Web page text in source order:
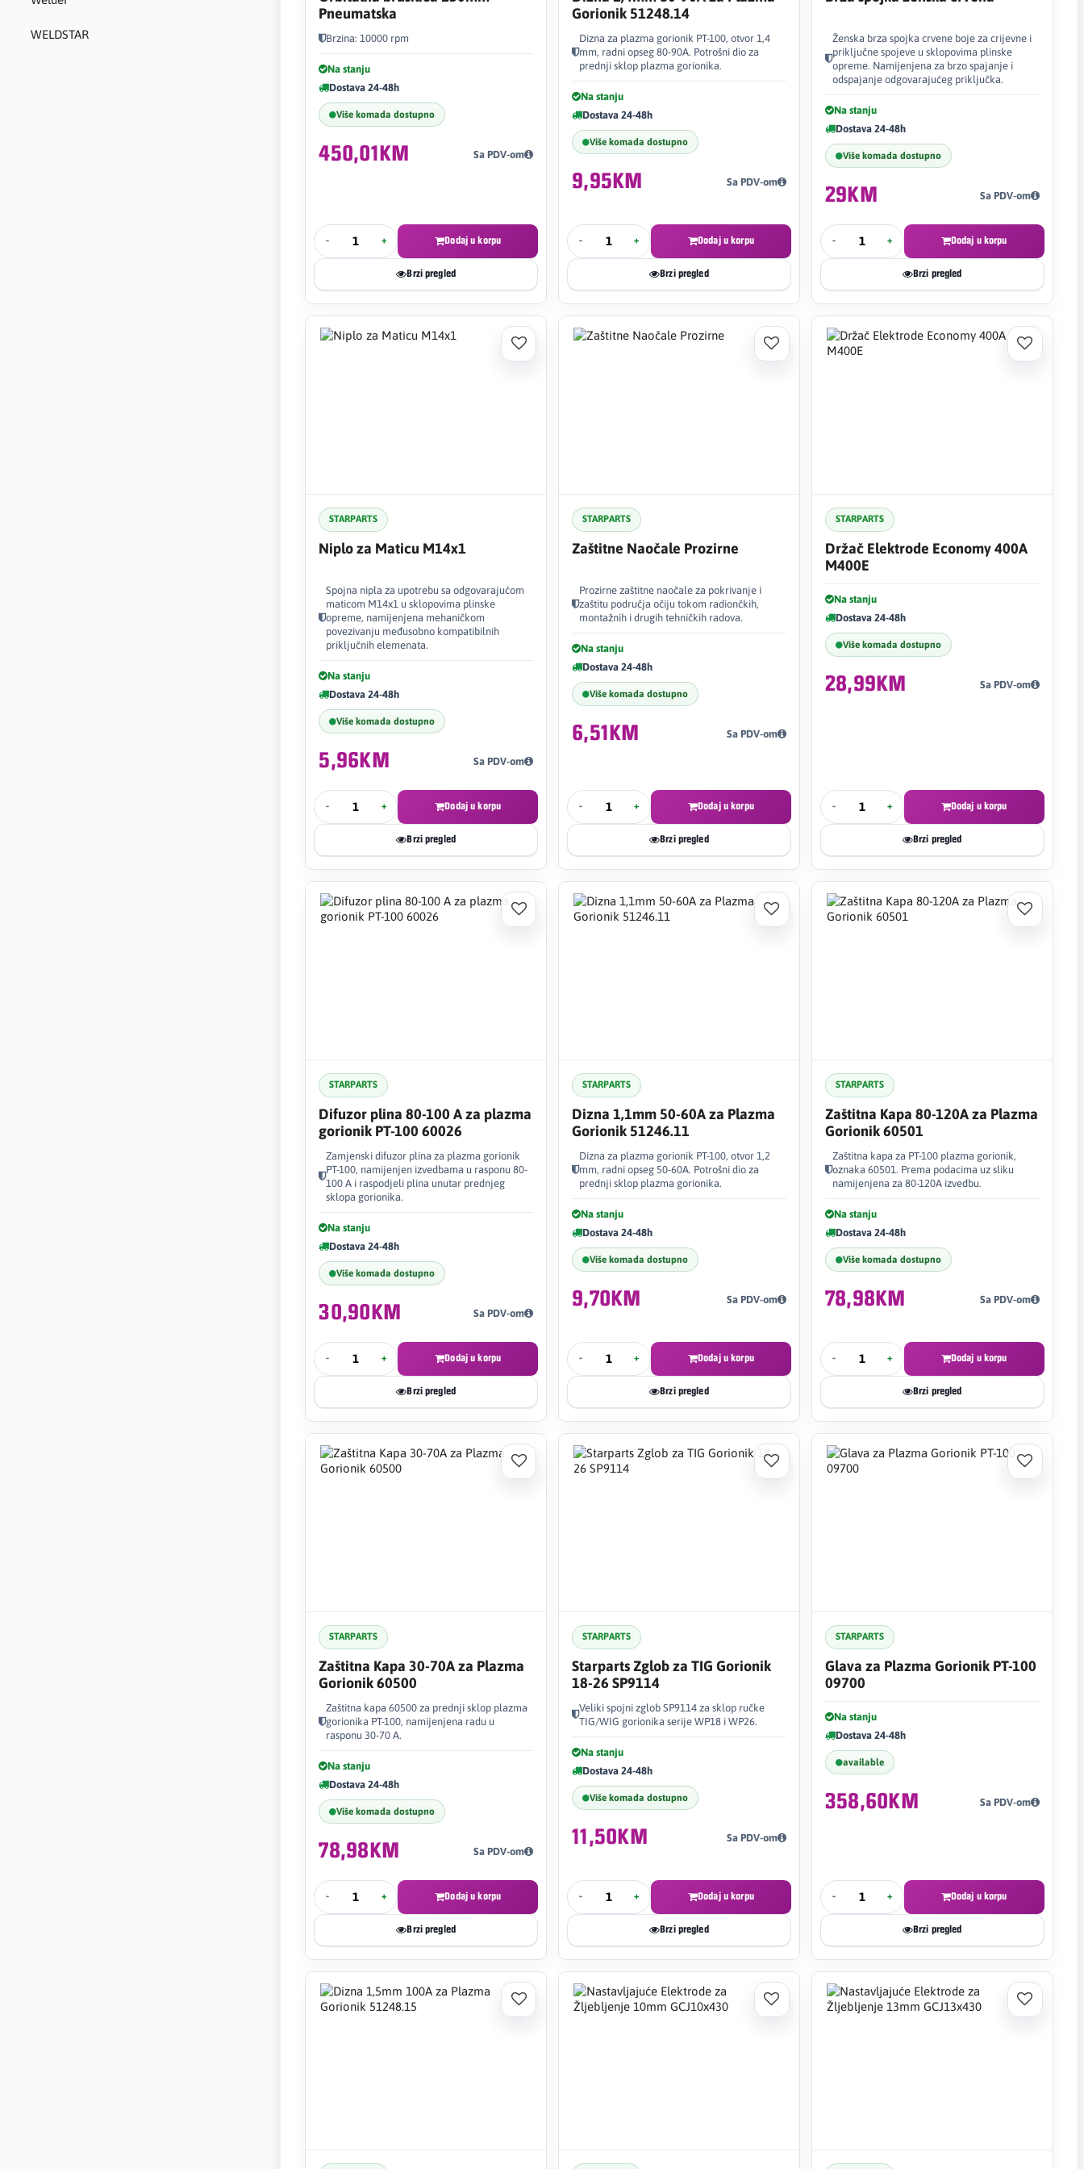
WELDSTAR
Pneumatska
Brzina: 10000 rpm
Na stanju
Dostava 24-48h
Više komada dostupno
450,01KM Sa PDV-om
- + Dodaj u korpu
Brzi pregled
Gorionik 51248.14
Dizna za plazma gorionik PT-100, otvor 1,4
mm, radni opseg 80-90A. Potrošni dio za
prednji sklop plazma gorionika.
Na stanju
Dostava 24-48h
Više komada dostupno
9,95KM Sa PDV-om
- + Dodaj u korpu
Brzi pregled
Ženska brza spojka crvene boje za crijevne i
priključne spojeve u sklopovima plinske
opreme. Namijenjena za brzo spajanje i
odspajanje odgovarajućeg priključka.
Na stanju
Dostava 24-48h
Više komada dostupno
29KM Sa PDV-om
- + Dodaj u korpu
Brzi pregled
STARPARTS
Niplo za Maticu M14x1
Spojna nipla za upotrebu sa odgovarajućom
maticom M14x1 u sklopovima plinske
opreme, namijenjena mehaničkom
povezivanju međusobno kompatibilnih
priključnih elemenata.
Na stanju
Dostava 24-48h
Više komada dostupno
5,96KM Sa PDV-om
- + Dodaj u korpu
Brzi pregled
STARPARTS
Zaštitne Naočale Prozirne
Prozirne zaštitne naočale za pokrivanje i
zaštitu područja očiju tokom radiončkih,
montažnih i drugih tehničkih radova.
Na stanju
Dostava 24-48h
Više komada dostupno
6,51KM Sa PDV-om
- + Dodaj u korpu
Brzi pregled
STARPARTS
Držač Elektrode Economy 400A
M400E
Na stanju
Dostava 24-48h
Više komada dostupno
28,99KM Sa PDV-om
- + Dodaj u korpu
Brzi pregled
STARPARTS
Difuzor plina 80-100 A za plazma
gorionik PT-100 60026
Zamjenski difuzor plina za plazma gorionik
PT-100, namijenjen izvedbama u rasponu 80-
100 A i raspodjeli plina unutar prednjeg
sklopa gorionika.
Na stanju
Dostava 24-48h
Više komada dostupno
30,90KM Sa PDV-om
- + Dodaj u korpu
Brzi pregled
STARPARTS
Dizna 1,1mm 50-60A za Plazma
Gorionik 51246.11
Dizna za plazma gorionik PT-100, otvor 1,2
mm, radni opseg 50-60A. Potrošni dio za
prednji sklop plazma gorionika.
Na stanju
Dostava 24-48h
Više komada dostupno
9,70KM Sa PDV-om
- + Dodaj u korpu
Brzi pregled
STARPARTS
Zaštitna Kapa 80-120A za Plazma
Gorionik 60501
Zaštitna kapa za PT-100 plazma gorionik,
oznaka 60501. Prema podacima uz sliku
namijenjena za 80-120A izvedbu.
Na stanju
Dostava 24-48h
Više komada dostupno
78,98KM Sa PDV-om
- + Dodaj u korpu
Brzi pregled
STARPARTS
Zaštitna Kapa 30-70A za Plazma
Gorionik 60500
Zaštitna kapa 60500 za prednji sklop plazma
gorionika PT-100, namijenjena radu u
rasponu 30-70 A.
Na stanju
Dostava 24-48h
Više komada dostupno
78,98KM Sa PDV-om
- + Dodaj u korpu
Brzi pregled
STARPARTS
Starparts Zglob za TIG Gorionik
18-26 SP9114
Veliki spojni zglob SP9114 za sklop ručke
TIG/WIG gorionika serije WP18 i WP26.
Na stanju
Dostava 24-48h
Više komada dostupno
11,50KM Sa PDV-om
- + Dodaj u korpu
Brzi pregled
STARPARTS
Glava za Plazma Gorionik PT-100
09700
Na stanju
Dostava 24-48h
available
358,60KM Sa PDV-om
- + Dodaj u korpu
Brzi pregled